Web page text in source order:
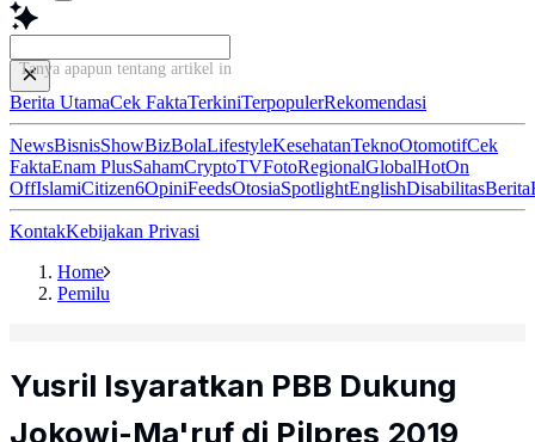
Tanya apapun tentang artikel ini...
Berita UtamaCek FaktaTerkiniTerpopulerRekomendasi
NewsBisnisShowBizBolaLifestyleKesehatanTeknoOtomotifCek
FaktaEnam PlusSahamCryptoTVFotoRegionalGlobalHotOn
OffIslamiCitizen6OpiniFeedsOtosiaSpotlightEnglishDisabilitasBerita
KontakKebijakan Privasi
Home
Pemilu
Yusril Isyaratkan PBB Dukung
Jokowi-Ma'ruf di Pilpres 2019